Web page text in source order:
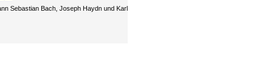
Sebastian Bach, Joseph Haydn und Karl